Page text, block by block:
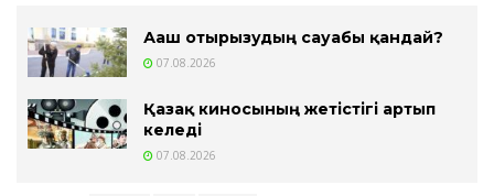
Ағаш отырғызудың сауабы қандай?
07.08.2026
Қазақ киносының жетістігі артып
келеді
07.08.2026